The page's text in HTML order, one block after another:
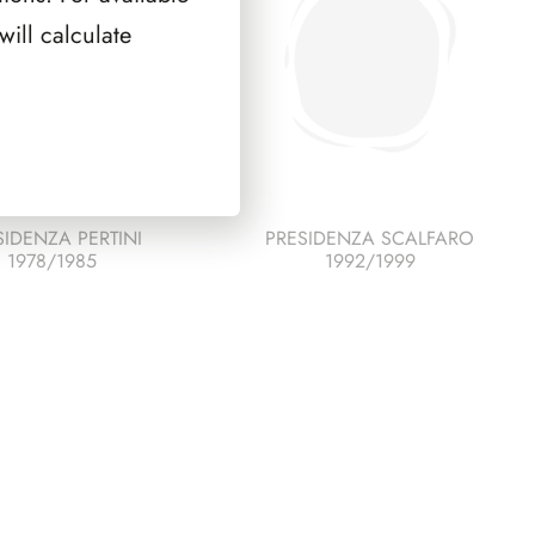
2
minifogli
PERTINI
1978/1985
PRESIDENZA SCALFARO
1992/1999
calculate